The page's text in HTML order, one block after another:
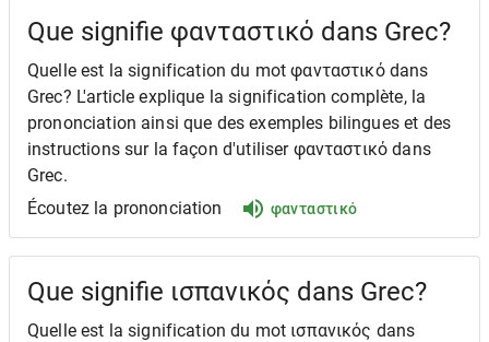
Que signifie φανταστικό dans Grec?
Quelle est la signification du mot φανταστικό dans
Grec? L'article explique la signification complète, la
prononciation ainsi que des exemples bilingues et des
instructions sur la façon d'utiliser φανταστικό dans
Grec.
Écoutez la prononciation
φανταστικό
Que signifie ισπανικός dans Grec?
Quelle est la signification du mot ισπανικός dans